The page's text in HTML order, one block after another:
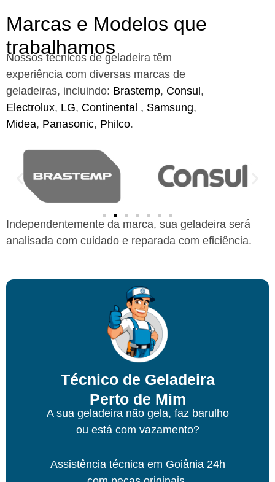
Marcas e Modelos que
trabalhamos
Nossos técnicos de geladeira têm
experiência com diversas marcas de
geladeiras, incluindo: Brastemp, Consul,
Electrolux, LG, Continental , Samsung,
Midea, Panasonic, Philco.
Independentemente da marca, sua geladeira será
analisada com cuidado e reparada com eficiência.
Técnico de Geladeira
Perto de Mim
A sua geladeira não gela, faz barulho
ou está com vazamento?
Assistência técnica em Goiânia24h